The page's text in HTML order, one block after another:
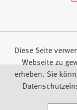
Impressum
Diese Seite
Webseite zu
erheben. Sie